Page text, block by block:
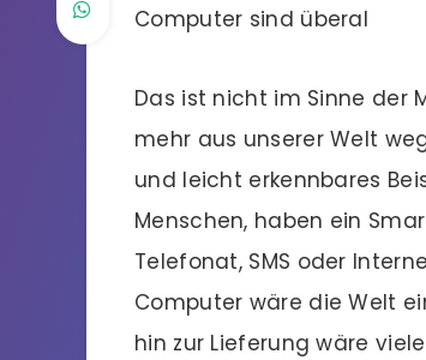
Computer sind überal
Das ist nicht im Sinne der
mehr aus unserer Welt
und leicht erkennbares
Menschen, haben ein
Telefonat, SMS oder
Computer wäre die Welt
hin zur Lieferung wäre